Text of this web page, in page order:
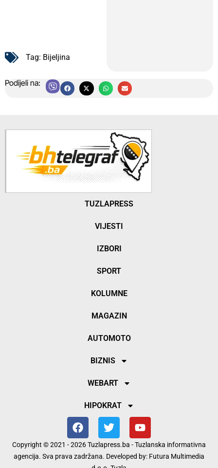
Tag: Bijeljina
Podijeli na:
TUZLAPRESS
VIJESTI
IZBORI
SPORT
KOLUMNE
MAGAZIN
AUTOMOTO
BIZNIS
WEBART
HIPOKRAT
Copyright © 2021 - 2026 Tuzlapress.ba - Tuzlanska informativna
agencija. Sva prava zadržana. Developed by: Futura Multimedia